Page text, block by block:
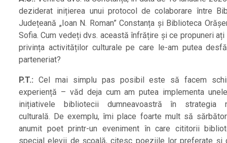
deziderat inițierea unui protocol de colaborare între
Județeană „Ioan N. Roman” Constanța și Biblioteca
Sofia. Cum vedeți dvs. această înfrățire și ce propuneri ați
privința activităților culturale pe care le-am putea
parteneriat?
P.T.: Cel mai simplu pas posibil este să facem
experiență – văd deja cum am putea implementa
inițiativele bibliotecii dumneavoastră în strategia
culturală. De exemplu, îmi place foarte mult să
anumit poet printr-un eveniment în care cititorii
special elevii de școală, citesc poeziile lor preferate și